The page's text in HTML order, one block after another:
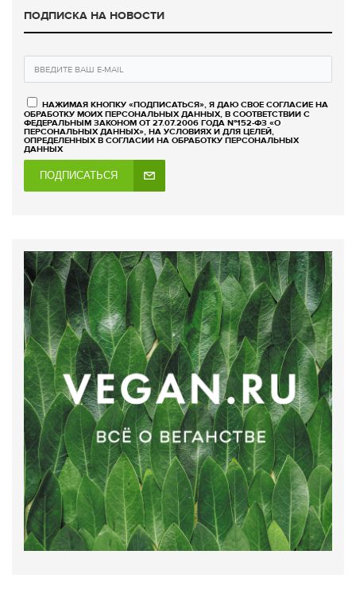
ПОДПИСКА НА НОВОСТИ
НАЖИМАЯ КНОПКУ «ПОДПИСАТЬСЯ», Я ДАЮ СВОЕ СОГЛАСИЕ НА
ОБРАБОТКУ МОИХ ПЕРСОНАЛЬНЫХ ДАННЫХ, В СООТВЕТСТВИИ С
ФЕДЕРАЛЬНЫМ ЗАКОНОМ ОТ 27.07.2006 ГОДА №152-ФЗ «О
ПЕРСОНАЛЬНЫХ ДАННЫХ», НА УСЛОВИЯХ И ДЛЯ ЦЕЛЕЙ,
ОПРЕДЕЛЕННЫХ В СОГЛАСИИ НА ОБРАБОТКУ ПЕРСОНАЛЬНЫХ
ДАННЫХ
ПОДПИСАТЬСЯ